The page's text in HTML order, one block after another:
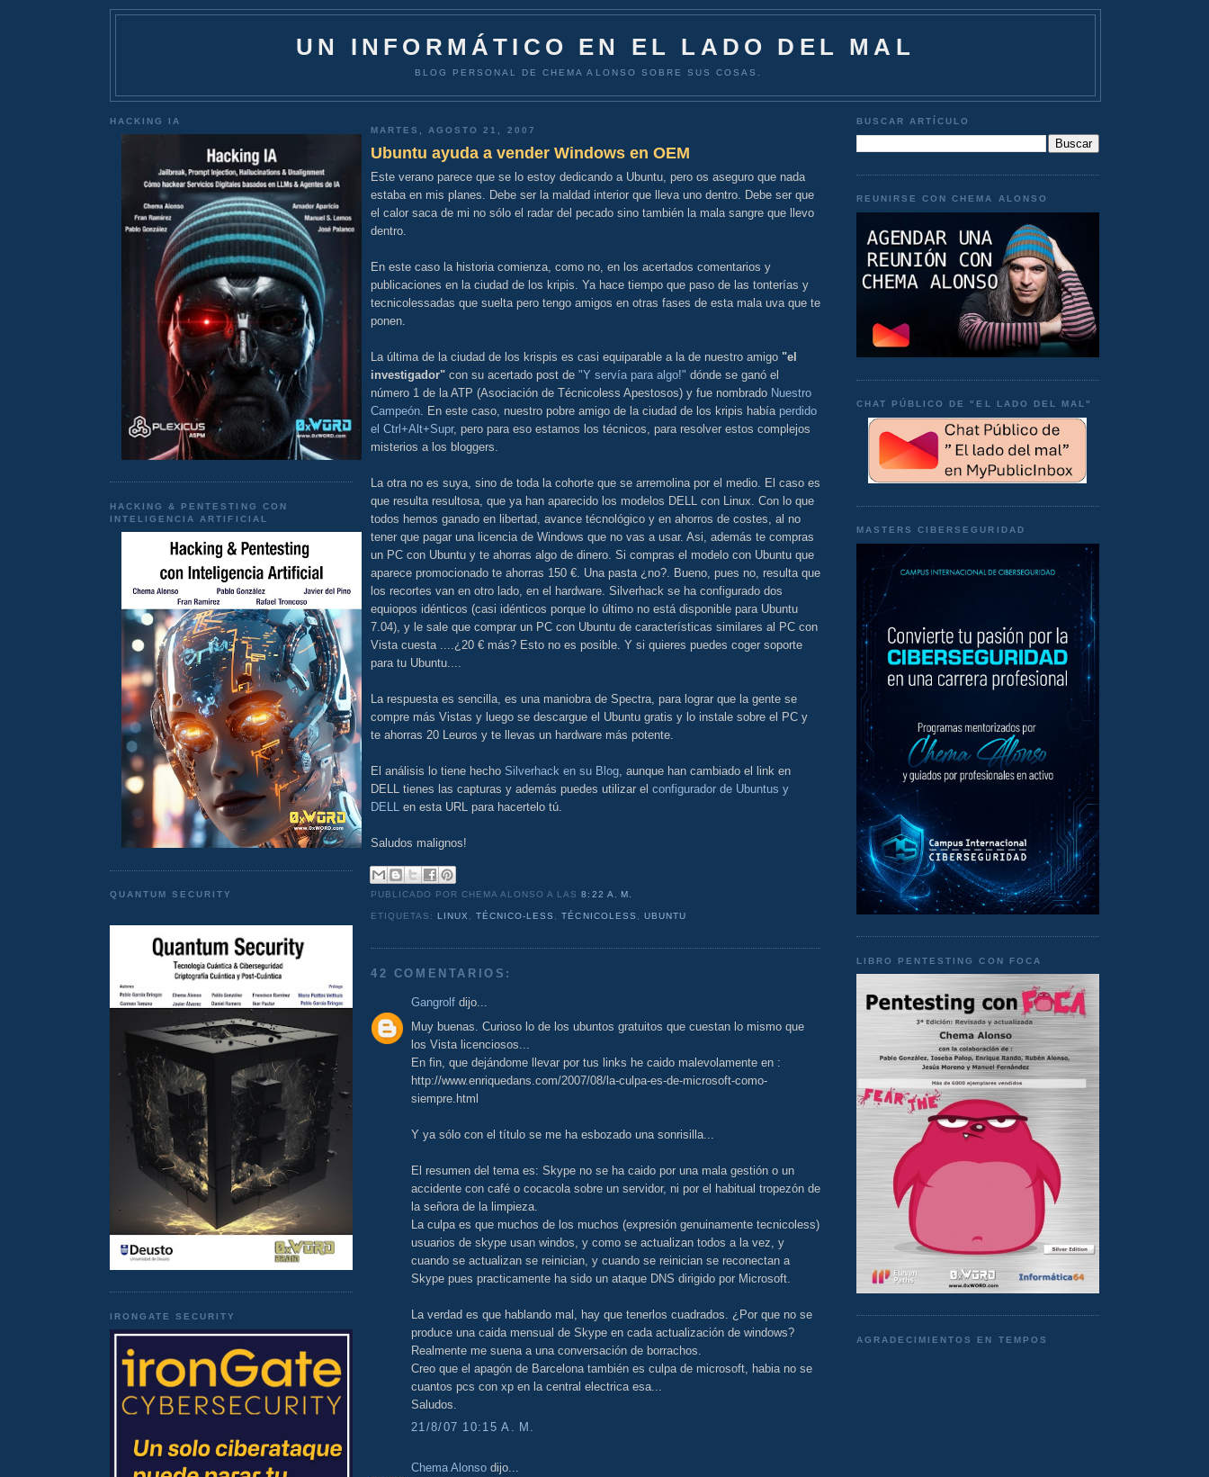
UN INFORMÁTICO EN EL LADO DEL MAL
BLOG PERSONAL DE CHEMA ALONSO SOBRE SUS COSAS.
HACKING IA
HACKING & PENTESTING CON
INTELIGENCIA ARTIFICIAL
QUANTUM SECURITY
IRONGATE SECURITY
MARTES, AGOSTO 21, 2007
Ubuntu ayuda a vender Windows en OEM
Este verano parece que se lo estoy dedicando a Ubuntu, pero os aseguro que nada
estaba en mis planes. Debe ser la maldad interior que lleva uno dentro. Debe ser que
el calor saca de mi no sólo el radar del pecado sino también la mala sangre que llevo
dentro.
En este caso la historia comienza, como no, en los acertados comentarios y
publicaciones en la ciudad de los kripis. Ya hace tiempo que paso de las tonterías y
tecnicolessadas que suelta pero tengo amigos en otras fases de esta mala uva que te
ponen.
La última de la ciudad de los krispis es casi equiparable a la de nuestro amigo "el
investigador" con su acertado post de "Y servía para algo!" dónde se ganó el
número 1 de la ATP (Asociación de Técnicoless Apestosos) y fue nombrado Nuestro
Campeón. En este caso, nuestro pobre amigo de la ciudad de los kripis había perdido
el Ctrl+Alt+Supr, pero para eso estamos los técnicos, para resolver estos complejos
misterios a los bloggers.
La otra no es suya, sino de toda la cohorte que se arremolina por el medio. El caso es
que resulta resultosa, que ya han aparecido los modelos DELL con Linux. Con lo que
todos hemos ganado en libertad, avance técnológico y en ahorros de costes, al no
tener que pagar una licencia de Windows que no vas a usar. Asi, además te compras
un PC con Ubuntu y te ahorras algo de dinero. Si compras el modelo con Ubuntu que
aparece promocionado te ahorras 150 €. Una pasta ¿no?. Bueno, pues no, resulta que
los recortes van en otro lado, en el hardware. Silverhack se ha configurado dos
equiopos idénticos (casi idénticos porque lo último no está disponible para Ubuntu
7.04), y le sale que comprar un PC con Ubuntu de características similares al PC con
Vista cuesta ....¿20 € más? Esto no es posible. Y si quieres puedes coger soporte
para tu Ubuntu....
La respuesta es sencilla, es una maniobra de Spectra, para lograr que la gente se
compre más Vistas y luego se descargue el Ubuntu gratis y lo instale sobre el PC y
te ahorras 20 Leuros y te llevas un hardware más potente.
El análisis lo tiene hecho Silverhack en su Blog, aunque han cambiado el link en
DELL tienes las capturas y además puedes utilizar el configurador de Ubuntus y
DELL en esta URL para hacertelo tú.
Saludos malignos!
PUBLICADO POR CHEMA ALONSOA LAS8:22 A. M.
ETIQUETAS: LINUX ,TÉCNICO-LESS ,TÉCNICOLESS UBUNTU
42 COMENTARIOS:
Gangrolf dijo...
Muy buenas. Curioso lo de los ubuntos gratuitos que cuestan lo mismo que
los Vista licenciosos...
En fin, que dejándome llevar por tus links he caido malevolamente en :
http://www.enriquedans.com/2007/08/la-culpa-es-de-microsoft-como-
siempre.html
Y ya sólo con el título se me ha esbozado una sonrisilla...
El resumen del tema es: Skype no se ha caido por una mala gestión o un
accidente con café o cocacola sobre un servidor, ni por el habitual tropezón de
la señora de la limpieza.
La culpa es que muchos de los muchos (expresión genuinamente tecnicoless)
usuarios de skype usan windos, y como se actualizan todos a la vez, y
cuando se actualizan se reinician, y cuando se reinician se reconectan a
Skype pues practicamente ha sido un ataque DNS dirigido por Microsoft.
La verdad es que hablando mal, hay que tenerlos cuadrados. ¿Por que no se
produce una caida mensual de Skype en cada actualización de windows?
Realmente me suena a una conversación de borrachos.
Creo que el apagón de Barcelona también es culpa de microsoft, habia no se
cuantos pcs con xp en la central electrica esa...
Saludos.
21/8/07 10:15 A. M.
Chema Alonso dijo...
BUSCAR ARTÍCULO
REUNIRSE CON CHEMA ALONSO
CHAT PÚBLICO DE "EL LADO DEL MAL"
MASTERS CIBERSEGURIDAD
LIBRO PENTESTING CON FOCA
AGRADECIMIENTOS EN TEMPOS